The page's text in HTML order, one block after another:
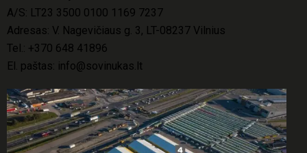
A/S: LT23 3500 0100 1169 7237
Adresas: V. Nagevičiaus g. 3, LT-08237 Vilnius
Tel.: +370 648 41896
El. paštas: info@sovinukas.lt